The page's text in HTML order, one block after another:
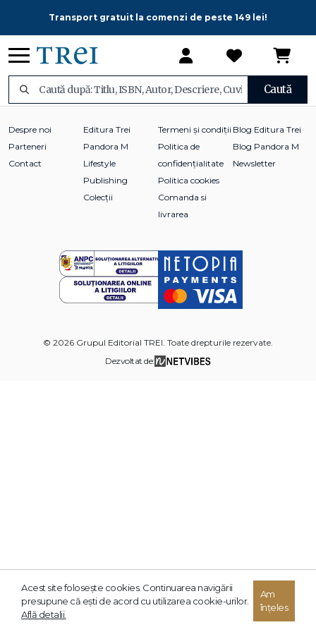
Transport gratuit la comenzi de peste 149 lei!
Caută
Despre noi
Parteneri
Contact
Editura Trei
Pandora M
Lifestyle
Publishing
Colecții
Termeni și condiții
Politica de
confidențialitate
Politica cookies
Comanda si
livrarea
Blog Editura Trei
Blog Pandora M
Newsletter
© 2026 Grupul Editorial TREI. Toate drepturile rezervate.
Dezvoltat de:
Acest site foloseşte cookies. Continuarea navigării
presupune că eşti de acord cu utilizarea cookie-urilor.
Află detalii.
Am
înțeles